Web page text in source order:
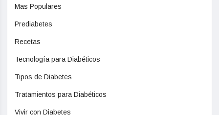
Mas Populares
Prediabetes
Recetas
Tecnología para Diabéticos
Tipos de Diabetes
Tratamientos para Diabéticos
Vivir con Diabetes